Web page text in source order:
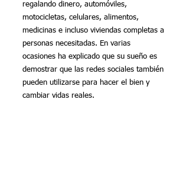
regalando dinero, automóviles,
motocicletas, celulares, alimentos,
medicinas e incluso viviendas completas a
personas necesitadas. En varias
ocasiones ha explicado que su sueño es
demostrar que las redes sociales también
pueden utilizarse para hacer el bien y
cambiar vidas reales.